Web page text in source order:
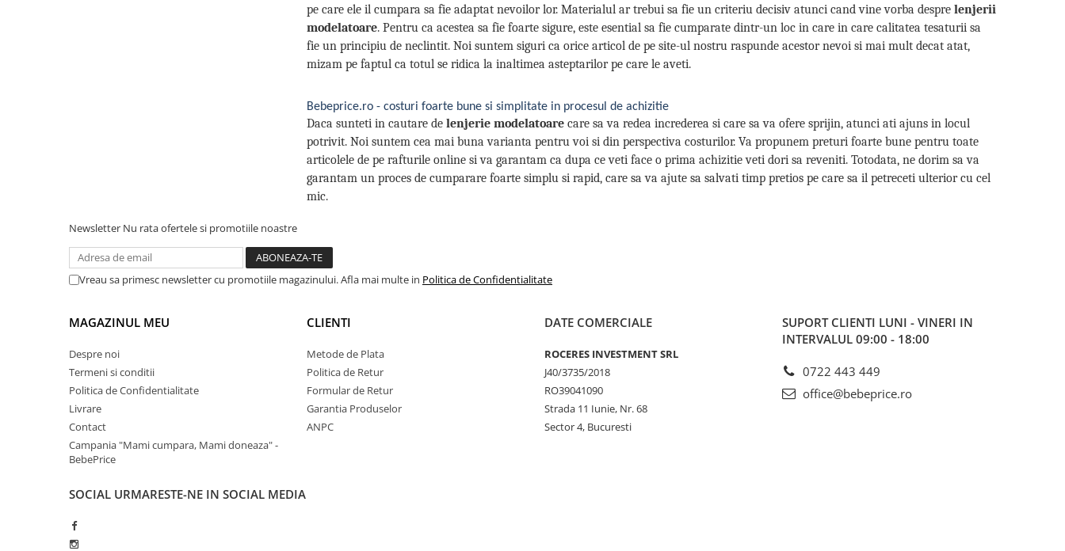
pe care ele il cumpara sa fie adaptat nevoilor lor. Materialul ar trebui sa fie un criteriu decisiv atunci cand vine vorba despre lenjerii
modelatoare. Pentru ca acestea sa fie foarte sigure, este esential sa fie cumparate dintr-un loc in care in care calitatea tesaturii sa
fie un principiu de neclintit. Noi suntem siguri ca orice articol de pe site-ul nostru raspunde acestor nevoi si mai mult decat atat,
mizam pe faptul ca totul se ridica la inaltimea asteptarilor pe care le aveti.
Bebeprice.ro - costuri foarte bune si simplitate in procesul de achizitie
Daca sunteti in cautare de lenjerie modelatoare care sa va redea increderea si care sa va ofere sprijin, atunci ati ajuns in locul
potrivit. Noi suntem cea mai buna varianta pentru voi si din perspectiva costurilor. Va propunem preturi foarte bune pentru toate
articolele de pe rafturile online si va garantam ca dupa ce veti face o prima achizitie veti dori sa reveniti. Totodata, ne dorim sa va
garantam un proces de cumparare foarte simplu si rapid, care sa va ajute sa salvati timp pretios pe care sa il petreceti ulterior cu cel
mic.
Newsletter Nu rata ofertele si promotiile noastre
Vreau sa primesc newsletter cu promotiile magazinului. Afla mai multe in Politica de Confidentialitate
MAGAZINUL MEU
Despre noi
Termeni si conditii
Politica de Confidentialitate
Livrare
Contact
Campania "Mami cumpara, Mami doneaza" -
BebePrice
CLIENTI
Metode de Plata
Politica de Retur
Formular de Retur
Garantia Produselor
ANPC
DATE COMERCIALE
ROCERES INVESTMENT SRL
J40/3735/2018
RO39041090
Strada 11 Iunie, Nr. 68
Sector 4, Bucuresti
SUPORT CLIENTI LUNI - VINERI IN
INTERVALUL 09:00 - 18:00
0722 443 449
office@bebeprice.ro
SOCIAL URMARESTE-NE IN SOCIAL MEDIA